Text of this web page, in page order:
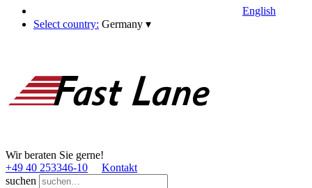
English
Select country: Germany ▾
Wir beraten Sie gerne!
+49 40 253346­-10
Kontakt
suchen